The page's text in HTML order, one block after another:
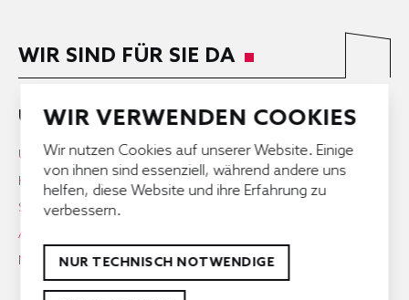
WIR SIND FÜR SIE DA
UNTERNEHMEN
Über Uns
Karriere
Service
Aktuelles
Newsletter Anmeldung
WIR VERWENDEN COOKIES
Wir nutzen Cookies auf unserer Website. Einige
von ihnen sind essenziell, während andere uns
helfen, diese Website und ihre Erfahrung zu
verbessern.
NUR TECHNISCH NOTWENDIGE